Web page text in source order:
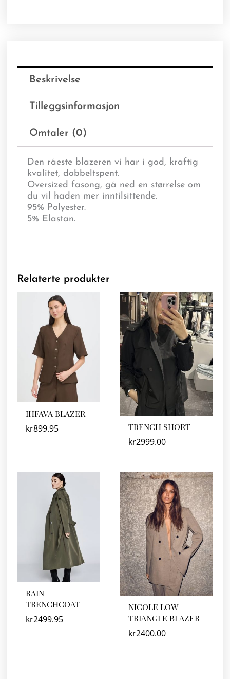
Beskrivelse
Tilleggsinformasjon
Omtaler (0)
Den råeste blazeren vi har i god, kraftig
kvalitet, dobbeltspent.
Oversized fasong, gå ned en størrelse om
du vil haden mer inntilsittende.
95% Polyester.
5% Elastan.
Relaterte produkter
IHFAVA BLAZER
kr899.95 TRENCH SHORT
kr2999.00
RAIN
TRENCHCOAT
kr2499.95
NICOLE LOW
TRIANGLE BLAZER
kr2400.00